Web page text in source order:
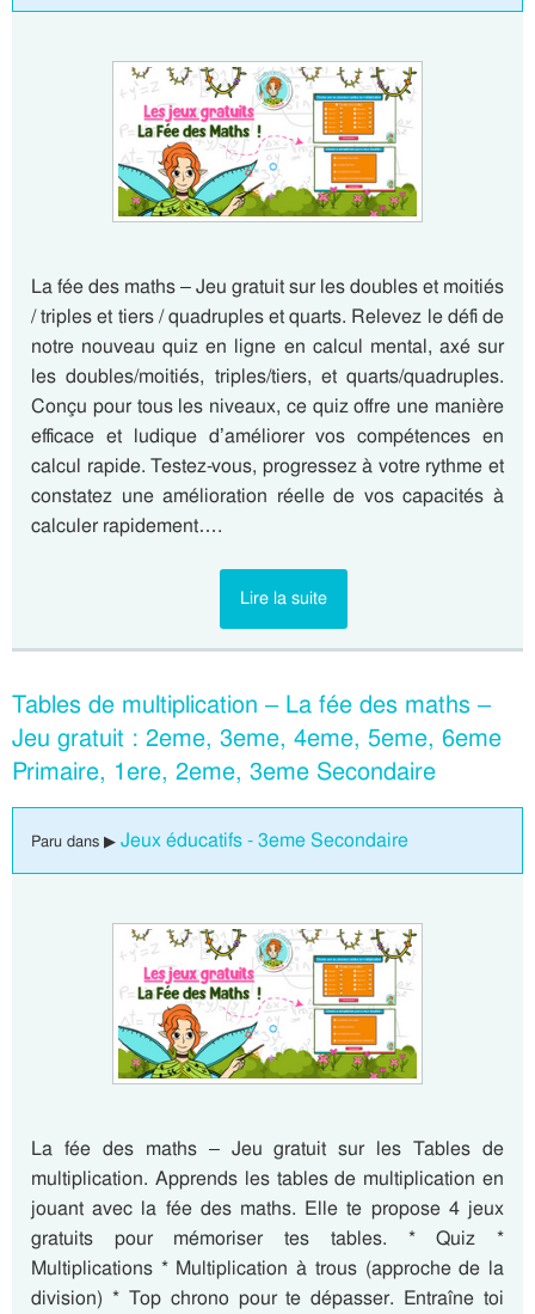
La fée des maths – Jeu gratuit sur les doubles et moitiés
/ triples et tiers / quadruples et quarts. Relevez le défi de
notre nouveau quiz en ligne en calcul mental, axé sur
les doubles/moitiés, triples/tiers, et quarts/quadruples.
Conçu pour tous les niveaux, ce quiz offre une manière
efficace et ludique d’améliorer vos compétences en
calcul rapide. Testez-vous, progressez à votre rythme et
constatez une amélioration réelle de vos capacités à
calculer rapidement….
Lire la suite
Tables de multiplication – La fée des maths –
Jeu gratuit : 2eme, 3eme, 4eme, 5eme, 6eme
Primaire, 1ere, 2eme, 3eme Secondaire
Paru dans ▶ Jeux éducatifs - 3eme Secondaire
La fée des maths – Jeu gratuit sur les Tables de
multiplication. Apprends les tables de multiplication en
jouant avec la fée des maths. Elle te propose 4 jeux
gratuits pour mémoriser tes tables. * Quiz *
Multiplications * Multiplication à trous (approche de la
division) * Top chrono pour te dépasser. Entraîne toi